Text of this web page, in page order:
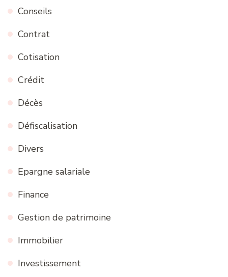
Conseils
Contrat
Cotisation
Crédit
Décès
Défiscalisation
Divers
Epargne salariale
Finance
Gestion de patrimoine
Immobilier
Investissement